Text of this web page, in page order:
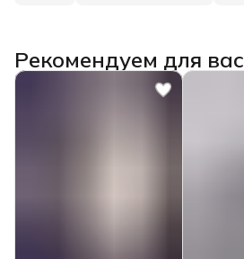
Рекомендуем для вас